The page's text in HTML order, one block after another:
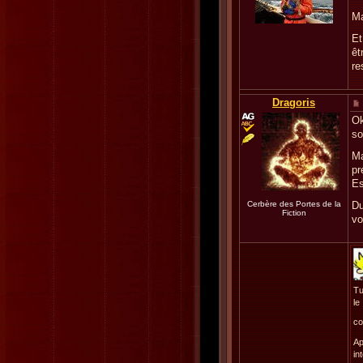
Dragoris
Cerbère des Portes de la
Fiction
le